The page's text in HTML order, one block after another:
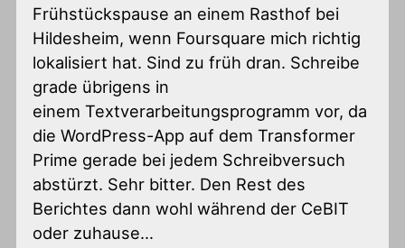
Frühstückspause an einem Rasthof bei
Hildesheim, wenn Foursquare mich richtig
lokalisiert hat. Sind zu früh dran. Schreibe
grade übrigens in
einem Textverarbeitungsprogramm vor, da
die WordPress-App auf dem Transformer
Prime gerade bei jedem Schreibversuch
abstürzt. Sehr bitter. Den Rest des
Berichtes dann wohl während der CeBIT
oder zuhause…